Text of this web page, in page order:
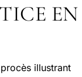
EN
illustrant